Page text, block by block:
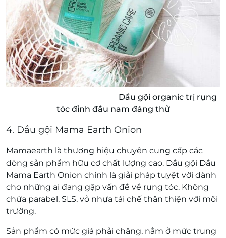
Dầu gội organic trị rụng
tóc đỉnh đầu nam đáng thử
4. Dầu gội Mama Earth Onion
Mamaearth là thương hiệu chuyên cung cấp các
dòng sản phẩm hữu cơ chất lượng cao. Dầu gội Dầu
Mama Earth Onion chính là giải pháp tuyệt vời dành
cho những ai đang gặp vấn đề về rụng tóc. Không
chứa parabel, SLS, vỏ nhựa tái chế thân thiện với môi
trường.
Sản phẩm có mức giá phải chăng, nằm ở mức trung